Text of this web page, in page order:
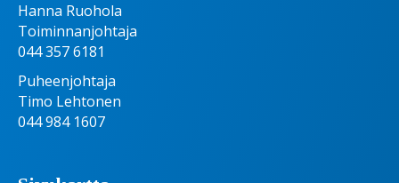
Hanna Ruohola
Toiminnanjohtaja
044 357 6181
Puheenjohtaja
Timo Lehtonen
044 984 1607